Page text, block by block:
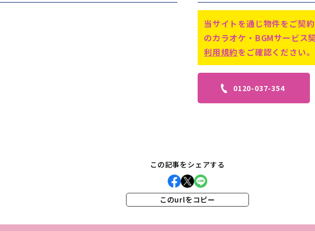
当サイトを通じ物件をご契
のカラオケ・BGMサービス
利用規約をご確認ください。
0120-037-354
この記事をシェアする
このurlをコピー